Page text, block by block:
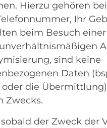
Hierzu gehören
Ihr
beim Besuch
sind keine
Daten
oder die
Zwecks.
der Zweck der